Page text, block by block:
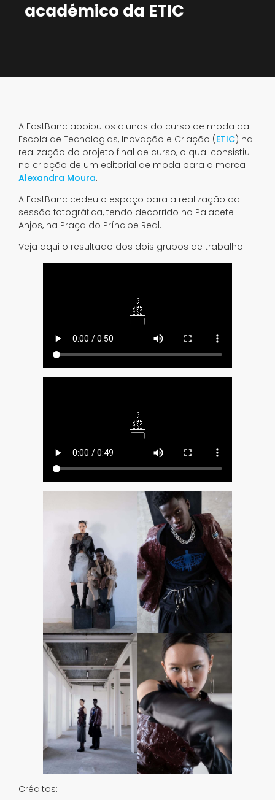
académico da ETIC
A EastBanc apoiou os alunos do curso de moda da
Escola de Tecnologias, Inovação e Criação (ETIC) na
realização do projeto final de curso, o qual consistiu
na criação de um editorial de moda para a marca
Alexandra Moura.
A EastBanc cedeu o espaço para a realização da
sessão fotográfica, tendo decorrido no Palacete
Anjos, na Praça do Príncipe Real.
Veja aqui o resultado dos dois grupos de trabalho:
Créditos: